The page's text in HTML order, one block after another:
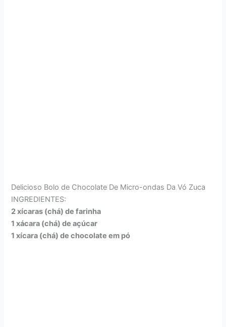
Delicioso Bolo de Chocolate De Micro-ondas Da Vó Zuca
INGREDIENTES:
2 xícaras (chá) de farinha
1 xácara (chá) de açúcar
1 xícara (chá) de chocolate em pó